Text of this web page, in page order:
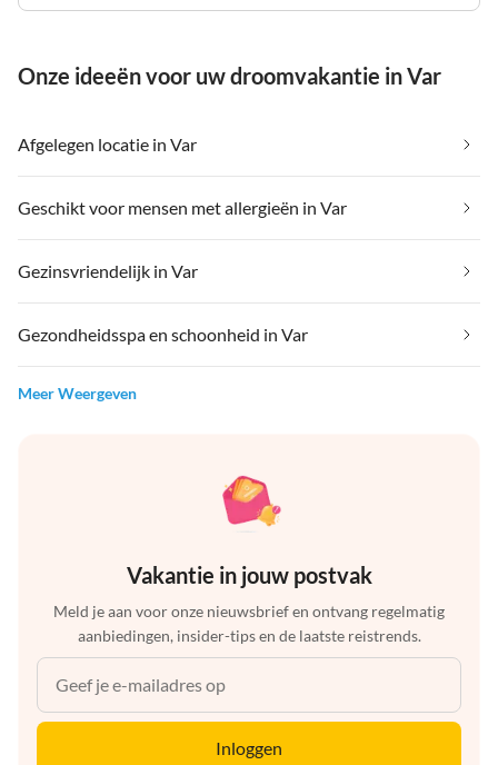
Onze ideeën voor uw droomvakantie in Var
Afgelegen locatie in Var
Geschikt voor mensen met allergieën in Var
Gezinsvriendelijk in Var
Gezondheidsspa en schoonheid in Var
Meer Weergeven
Vakantie in jouw postvak
Meld je aan voor onze nieuwsbrief en ontvang regelmatig
aanbiedingen, insider-tips en de laatste reistrends.
Inloggen